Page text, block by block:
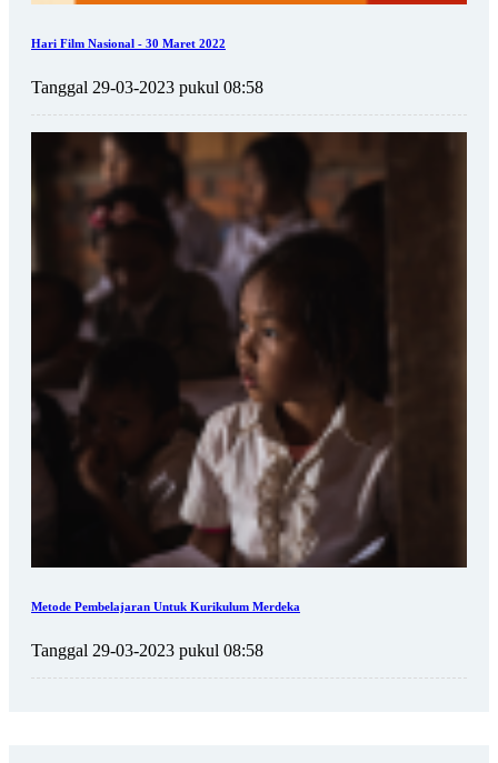
Hari Film Nasional - 30 Maret 2022
Tanggal 29-03-2023 pukul 08:58
Metode Pembelajaran Untuk Kurikulum Merdeka
Tanggal 29-03-2023 pukul 08:58